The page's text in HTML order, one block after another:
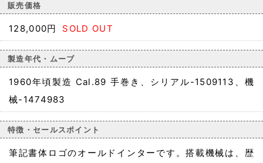
販売価格
128,000円 SOLD OUT
製造年代・ムーブ
1960年頃製造 Cal.89 手巻き、シリアル-1509113、機
械-1474983
特徴・セールスポイント
筆記書体ロゴのオールドインターです。搭載機械は、歴